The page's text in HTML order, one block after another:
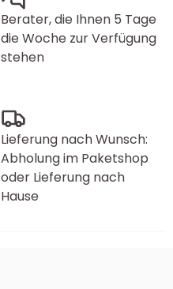
Berater, die Ihnen 5 Tage
die Woche zur Verfügung
stehen
Lieferung nach Wunsch:
Abholung im Paketshop
oder Lieferung nach
Hause